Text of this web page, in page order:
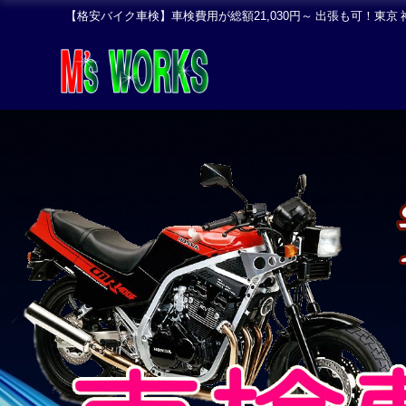
【格安バイク車検】車検費用が総額21,030円～ 出張も可！東京